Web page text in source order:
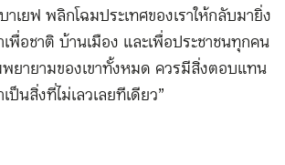
เยฟ พลิกโฉมประเทศของเราให้กลับมายิ่ง
พื่อชาติ บ้านเมือง และเพื่อประชาชนทุกคน
พยายามของเขาทั้งหมด ควรมีสิ่งตอบแทน
นสิ่งที่ไม่เลวเลยทีเดียว”